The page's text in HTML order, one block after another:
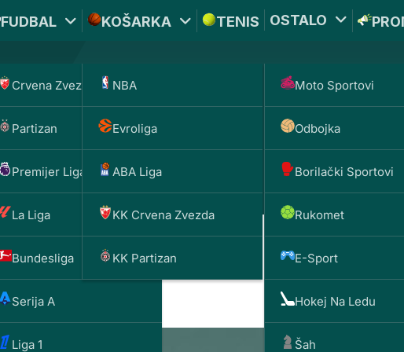
FUDBAL
Crvena Zvezda
Partizan
Premijer Liga
La Liga
Bundesliga
Serija A
Liga 1
KOŠARKA
NBA
Evroliga
ABA Liga
KK Crvena Zvezda
KK Partizan
TENIS OSTALO
Moto Sportovi
Odbojka
Borilački Sportovi
Rukomet
E-Sport
Hokej Na Ledu
Šah
VIVATBET UPLATI DEPOZIT
200 RSD DOBIJAŠ
1000
*PROMOKOD:
i zakazao duel s